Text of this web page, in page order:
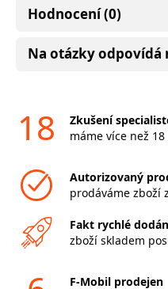
Hodnocení (0)
Na otázky
18
Zkušení
máme více než
Autorizovaný
prodáváme zboží
Fakt rychlé
zboží skladem
F-Mobil prodejen